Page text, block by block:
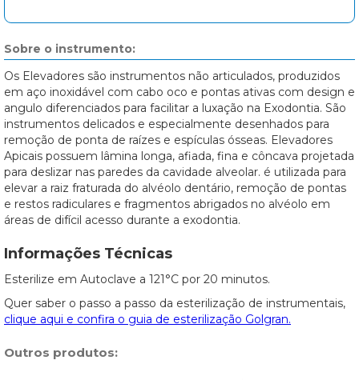
Sobre o instrumento:
Os Elevadores são instrumentos não articulados, produzidos
em aço inoxidável com cabo oco e pontas ativas com design e
angulo diferenciados para facilitar a luxação na Exodontia. São
instrumentos delicados e especialmente desenhados para
remoção de ponta de raízes e espículas ósseas. Elevadores
Apicais possuem lâmina longa, afiada, fina e côncava projetada
para deslizar nas paredes da cavidade alveolar. é utilizada para
elevar a raiz fraturada do alvéolo dentário, remoção de pontas
e restos radiculares e fragmentos abrigados no alvéolo em
áreas de difícil acesso durante a exodontia.
Informações Técnicas
Esterilize em Autoclave a 121°C por 20 minutos.
Quer saber o passo a passo da esterilização de instrumentais,
clique aqui e confira o guia de esterilização Golgran.
Outros produtos: